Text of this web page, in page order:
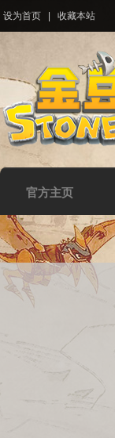
设为首页 收藏本站
官方主页